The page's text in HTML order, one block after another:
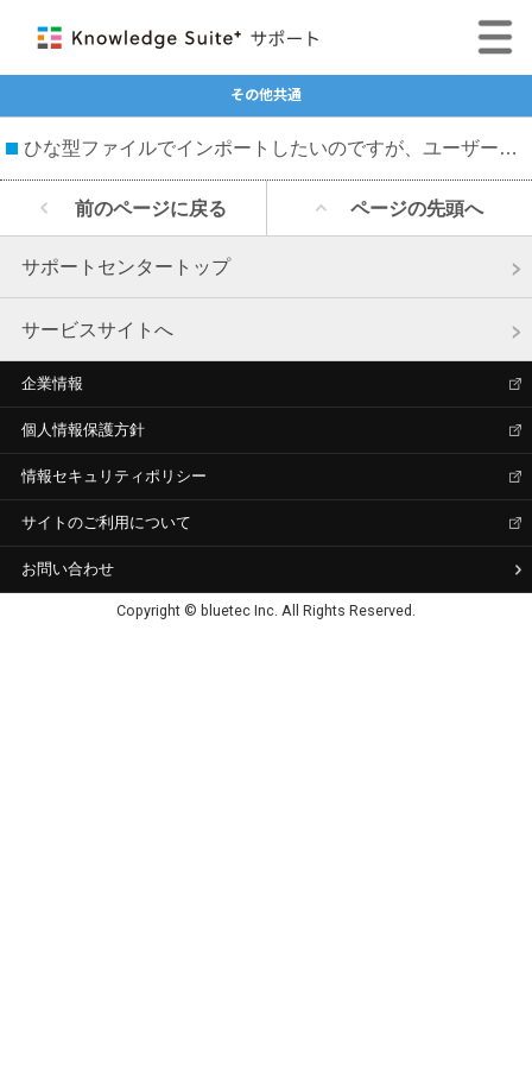
その他共通
ひな型ファイルでインポートしたいのですが、ユーザーIDと組織IDはどこで確認すればいいですか？
前のページに戻る ページの先頭へ
サポートセンタートップ
サービスサイトへ
企業情報
個人情報保護方針
情報セキュリティポリシー
サイトのご利用について
お問い合わせ
Copyright © bluetec Inc. All Rights Reserved.